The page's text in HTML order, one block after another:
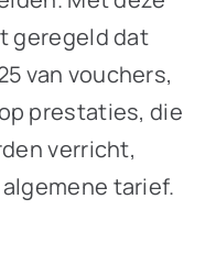
geregeld dat
van vouchers,
prestaties, die
verricht,
tarief.